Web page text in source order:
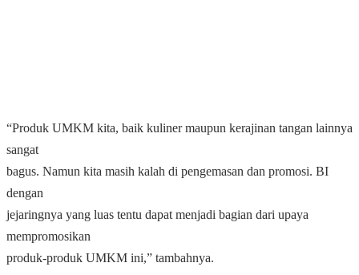
“Produk UMKM kita, baik kuliner maupun kerajinan tangan lainnya
sangat
bagus. Namun kita masih kalah di pengemasan dan promosi. BI
dengan
jejaringnya yang luas tentu dapat menjadi bagian dari upaya
mempromosikan
produk-produk UMKM ini,” tambahnya.